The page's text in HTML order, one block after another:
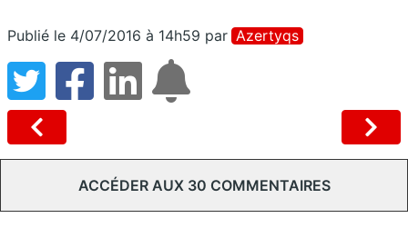
Publié le 4/07/2016 à 14h59 par Azertyqs
ACCÉDER AUX 30 COMMENTAIRES